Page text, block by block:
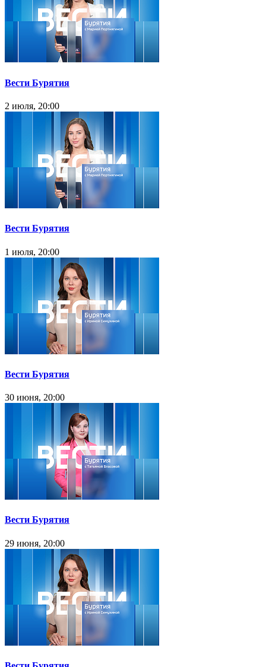
Вести Бурятия
2 июля, 20:00
Вести Бурятия
1 июля, 20:00
Вести Бурятия
30 июня, 20:00
Вести Бурятия
29 июня, 20:00